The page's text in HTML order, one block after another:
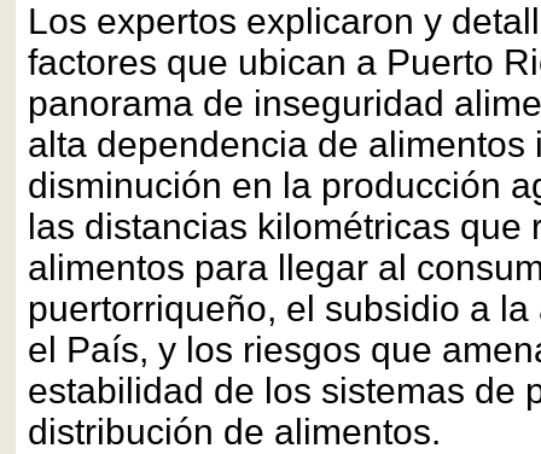
Los expertos explicaron y
factores que ubican a Puerto
panorama de inseguridad
alta dependencia de alimentos
disminución en la producción
las distancias kilométricas que
alimentos para llegar al
puertorriqueño, el subsidio a
el País, y los riesgos que
estabilidad de los sistemas de
distribución de alimentos.